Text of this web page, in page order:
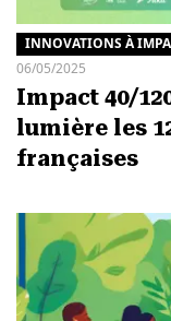
INNOVATIONS À
06/05/2025
Impact 40/
lumière les
françaises